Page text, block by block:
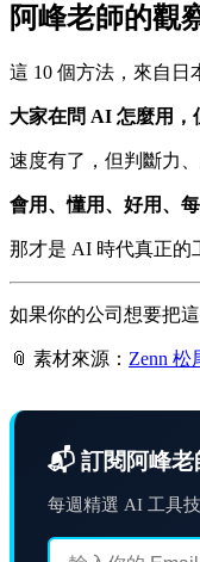
阿峰老師的觀
這 10 個方法，來自日
大家在問 AI 怎麼用，
速度有了，但判斷力
會用、懂用、好用、
那才是 AI 時代真正的
如果你的公司想要把
📎 素材來源： Zenn
📬 訂閱阿峰老
每週精選 AI 工具